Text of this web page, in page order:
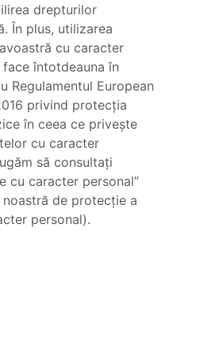
drepturilor
În plus, utilizarea
cu caracter
întotdeauna în
Regulamentul European
privind protecția
în ceea ce privește
cu caracter
să consultați
cu caracter personal”
de protecție a
personal).